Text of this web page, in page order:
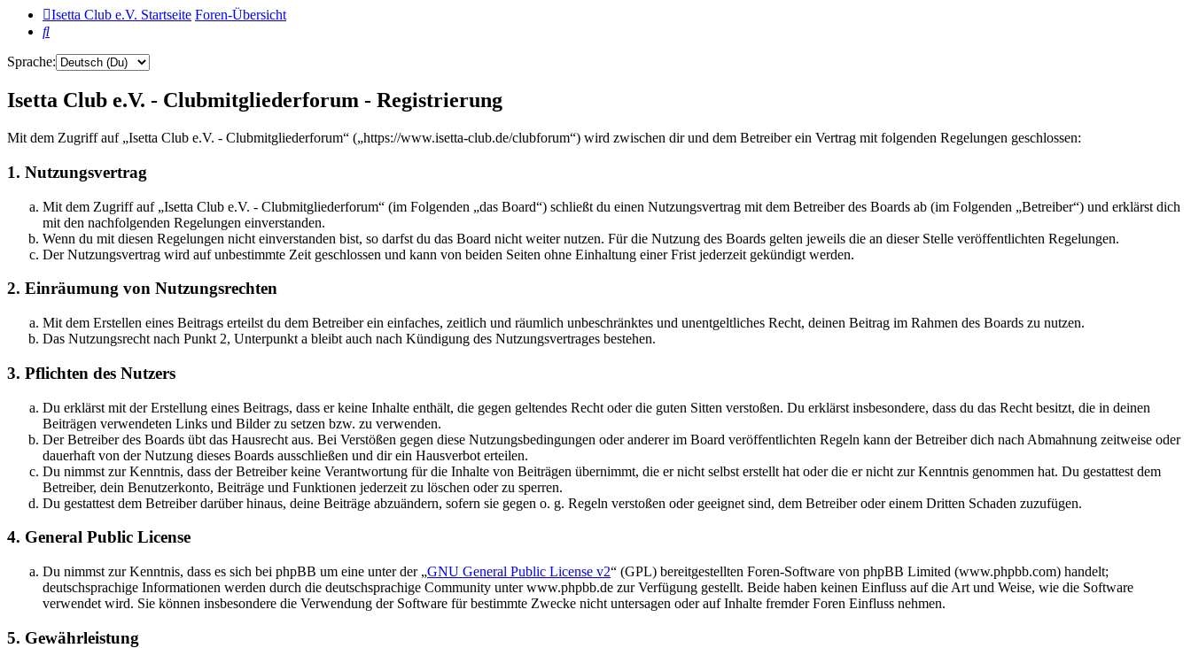
Isetta Club e.V. Startseite Foren-Übersicht
Suche
Sprache:
Isetta Club e.V. - Clubmitgliederforum - Registrierung
Mit dem Zugriff auf „Isetta Club e.V. - Clubmitgliederforum“ („https://www.isetta-club.de/clubforum“) wird zwischen dir und dem Betreiber ein Vertrag mit folgenden Regelungen geschlossen:
1. Nutzungsvertrag
Mit dem Zugriff auf „Isetta Club e.V. - Clubmitgliederforum“ (im Folgenden „das Board“) schließt du einen Nutzungsvertrag mit dem Betreiber des Boards ab (im Folgenden „Betreiber“) und erklärst dich
mit den nachfolgenden Regelungen einverstanden.
Wenn du mit diesen Regelungen nicht einverstanden bist, so darfst du das Board nicht weiter nutzen. Für die Nutzung des Boards gelten jeweils die an dieser Stelle veröffentlichten Regelungen.
Der Nutzungsvertrag wird auf unbestimmte Zeit geschlossen und kann von beiden Seiten ohne Einhaltung einer Frist jederzeit gekündigt werden.
2. Einräumung von Nutzungsrechten
Mit dem Erstellen eines Beitrags erteilst du dem Betreiber ein einfaches, zeitlich und räumlich unbeschränktes und unentgeltliches Recht, deinen Beitrag im Rahmen des Boards zu nutzen.
Das Nutzungsrecht nach Punkt 2, Unterpunkt a bleibt auch nach Kündigung des Nutzungsvertrages bestehen.
3. Pflichten des Nutzers
Du erklärst mit der Erstellung eines Beitrags, dass er keine Inhalte enthält, die gegen geltendes Recht oder die guten Sitten verstoßen. Du erklärst insbesondere, dass du das Recht besitzt, die in deinen
Beiträgen verwendeten Links und Bilder zu setzen bzw. zu verwenden.
Der Betreiber des Boards übt das Hausrecht aus. Bei Verstößen gegen diese Nutzungsbedingungen oder anderer im Board veröffentlichten Regeln kann der Betreiber dich nach Abmahnung zeitweise oder
dauerhaft von der Nutzung dieses Boards ausschließen und dir ein Hausverbot erteilen.
Du nimmst zur Kenntnis, dass der Betreiber keine Verantwortung für die Inhalte von Beiträgen übernimmt, die er nicht selbst erstellt hat oder die er nicht zur Kenntnis genommen hat. Du gestattest dem
Betreiber, dein Benutzerkonto, Beiträge und Funktionen jederzeit zu löschen oder zu sperren.
Du gestattest dem Betreiber darüber hinaus, deine Beiträge abzuändern, sofern sie gegen o. g. Regeln verstoßen oder geeignet sind, dem Betreiber oder einem Dritten Schaden zuzufügen.
4. General Public License
Du nimmst zur Kenntnis, dass es sich bei phpBB um eine unter der „GNU General Public License v2“ (GPL) bereitgestellten Foren-Software von phpBB Limited (www.phpbb.com) handelt;
deutschsprachige Informationen werden durch die deutschsprachige Community unter www.phpbb.de zur Verfügung gestellt. Beide haben keinen Einfluss auf die Art und Weise, wie die Software
verwendet wird. Sie können insbesondere die Verwendung der Software für bestimmte Zwecke nicht untersagen oder auf Inhalte fremder Foren Einfluss nehmen.
5. Gewährleistung